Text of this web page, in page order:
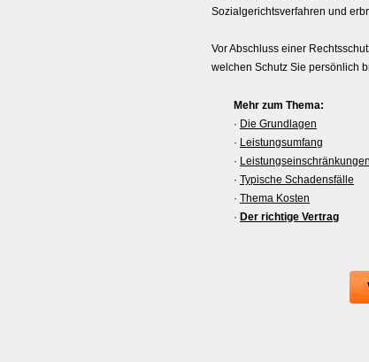
Sozialgerichtsverfahren und
Vor Abschluss einer
welchen Schutz Sie persönlich
Mehr zum Thema:
· Die Grundlagen
· Leistungsumfang
· Leistungseinschränkungen
· Typische Schadensfälle
· Thema Kosten
· Der richtige Vertrag